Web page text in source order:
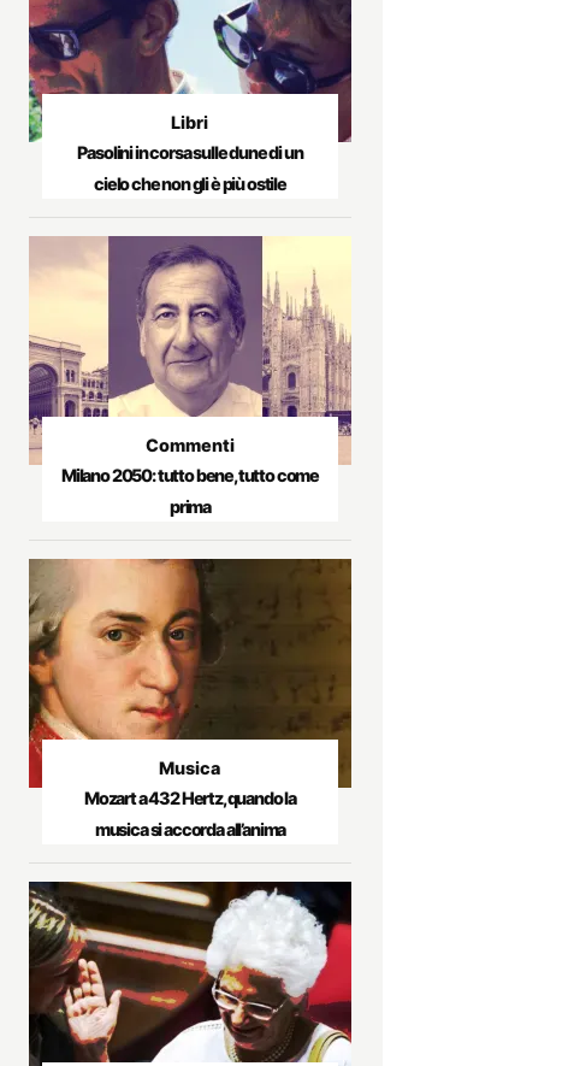
Libri
Pasolini in corsa sulle dune di un
cielo che non gli è più ostile
Commenti
Milano 2050: tutto bene, tutto come
prima
Musica
Mozart a 432 Hertz, quando la
musica si accorda all’anima